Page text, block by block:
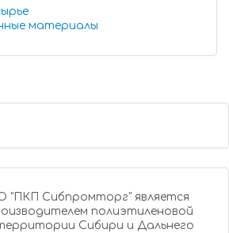
материалы
"ПКП Сибпромторг" является
полиэтиленовой
Сибири и Дальнего